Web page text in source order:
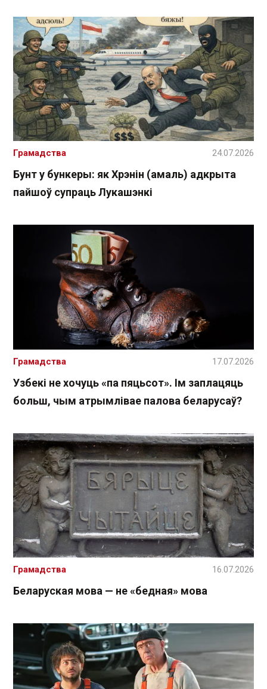
Бунт у бункеры: як Хрэнін (амаль) адкрыта
пайшоў супраць Лукашэнкі
Грамадства 24.07.2026
Узбекі не хочуць «па пяцьсот». Ім заплацяць
больш, чым атрымлівае палова беларусаў?
Грамадства 17.07.2026
Беларуская мова — не «бедная» мова
Грамадства 16.07.2026